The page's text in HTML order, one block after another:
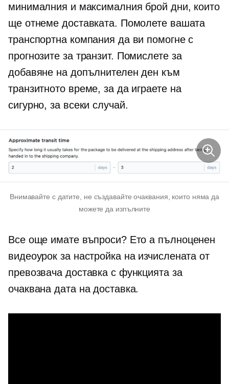
минималния и максималния брой дни, които
ще отнеме доставката. Помолете вашата
транспортна компания да ви помогне с
прогнозите за транзит. Помислете за
добавяне на допълнителен ден към
транзитното време, за да играете на
сигурно, за всеки случай.
Внимавайте с датите, не създавайте очаквания, които няма да
можете да изпълните
Все още имате въпроси? Ето а пълноценен
видеоурок за настройка на изчислената от
превозвача доставка с функцията за
очаквана дата на доставка.